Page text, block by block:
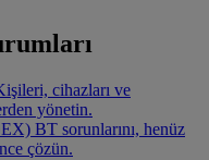
cihazları ve
yönetin.
BT sorunlarını, henüz
çözün.